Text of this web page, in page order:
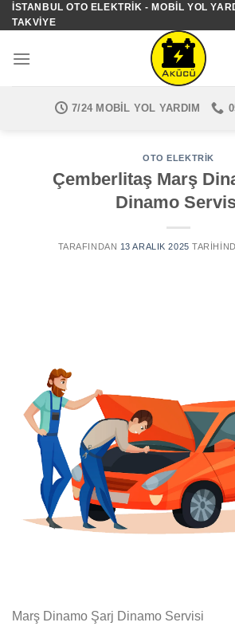
İçeriğe
atla
İSTANBUL OTO ELEKTRIK - MOBIL YOL
TAKVIYE
7/24 MOBIL YOL YARDIM
OTO ELEKTRIK
Çemberlitaş Marş
Dinamo
TARAFINDAN 13 ARALIK 2025
Marş Dinamo Şarj Dinamo Servisi